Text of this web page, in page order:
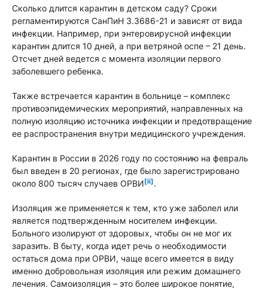
Сколько длится карантин в детском саду? Сроки
регламентируются СанПиН 3.3686-21 и зависят от вида
инфекции. Например, при энтеровирусной инфекции
карантин длится 10 дней, а при ветряной оспе – 21 день.
Отсчет дней ведется с момента изоляции первого
заболевшего ребенка.
Также встречается карантин в больнице – комплекс
противоэпидемических мероприятий, направленных на
полную изоляцию источника инфекции и предотвращение
ее распространения внутри медицинского учреждения.
Карантин в России в 2026 году по состоянию на февраль
был введен в 20 регионах, где было зарегистрировано
около 800 тысяч случаев ОРВИ [ii] .
Изоляция же применяется к тем, кто уже заболел или
является подтвержденным носителем инфекции.
Больного изолируют от здоровых, чтобы он не мог их
заразить. В быту, когда идет речь о необходимости
остаться дома при ОРВИ, чаще всего имеется в виду
именно добровольная изоляция или режим домашнего
лечения. Самоизоляция – это более широкое понятие,